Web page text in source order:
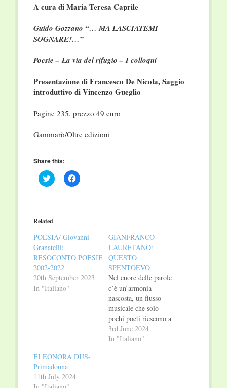
A cura di Maria Teresa Caprile
Guido Gozzano “… MA LASCIATEMI
SOGNARE!…”
Poesie – La via del rifugio – I colloqui
Presentazione di Francesco De Nicola, Saggio
introduttivo di Vincenzo Gueglio
Pagine 235, prezzo 49 euro
Gammarò/Oltre edizioni
Share this:
Click
to
(Opens
in
new
Click
to
Related
POESIA/ Giovanni
Granatelli:
RESOCONTO.POESIE
2002-2022
20th September 2023
In "Italiano"
GIANFRANCO
LAURETANO:
QUESTO
SPENTOEVO
Nel cuore delle parole
c’è un’armonia
nascosta, un flusso
musicale che solo
pochi poeti riescono a
catturare. Gianfranco
Lauretano rivela come
3rd June 2024
In "Italiano"
ELEONORA DUS-
Primadonna
11th July 2024